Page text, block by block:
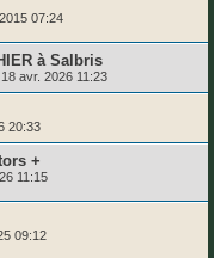
07:24
à Salbris
18 avr. 2026 11:23
20:33
+
11:15
09:12